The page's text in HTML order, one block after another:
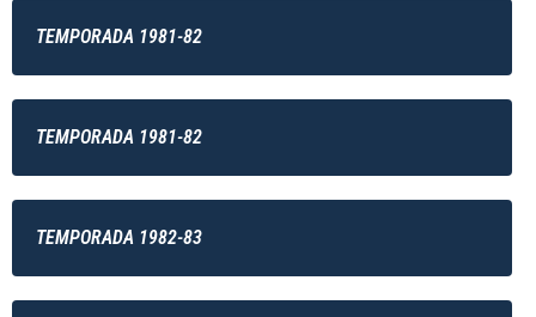
TEMPORADA 1981-82
TEMPORADA 1981-82
TEMPORADA 1982-83